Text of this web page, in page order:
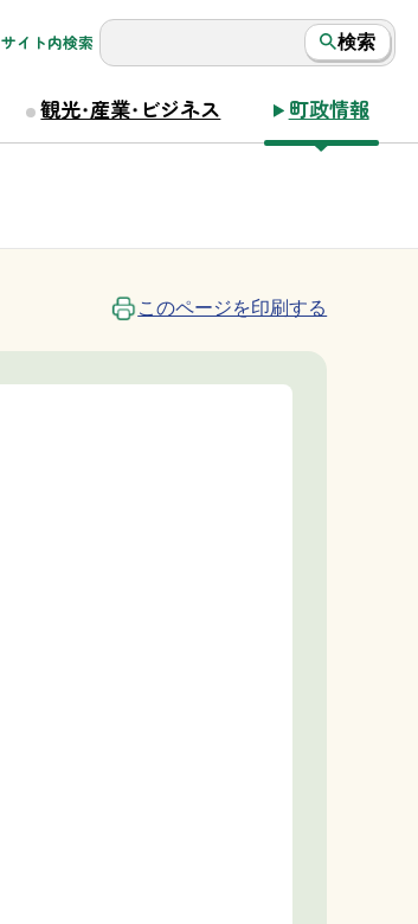
サイト内検索 検索
観光・産業・ビジネス 町政情報
このページを印刷する